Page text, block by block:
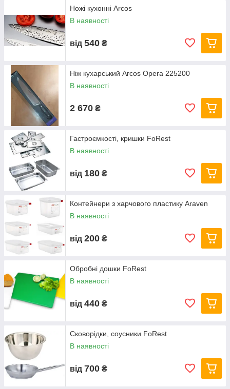
Ножі кухонні Arcos
В наявності
від 540 ₴
Ніж кухарський Arcos Opera 225200
В наявності
2 670 ₴
Гастроємкості, кришки FoRest
В наявності
від 180 ₴
Контейнери з харчового пластику Araven
В наявності
від 200 ₴
Обробні дошки FoRest
В наявності
від 440 ₴
Сковорідки, соусники FoRest
В наявності
від 700 ₴